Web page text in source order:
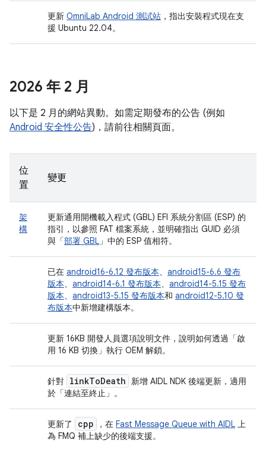
更新 OmniLab Android 測試站 ，指出安裝程式現在支
援 Ubuntu 22.04。
2026 年 2 月
以下是 2 月的網站異動。如需定期發布的公告 (例如
Android 安全性公告)，請前往相關頁面。
位
置
變更
架
構
更新通用開機載入程式 (GBL) EFI 系統分割區 (ESP) 的
指引，以參照 FAT 檔案系統，並明確指出 GUID 必須
與「部署 GBL 」中的 ESP 值相符。
已在 android16-6.12 發布版本、 android15-6.6 發布
版本、 android14-6.1 發布版本、 android14-5.15 發布
版本、 android13-5.15 發布版本和 android12-5.10 發
布版本中新增建構版本。
更新 16KB 開發人員選項說明文件，說明如何透過「啟
用 16 KB 切換」 執行 OEM 解鎖。
針對 linkToDeath
新增 AIDL NDK 後端更新，適用
於「連結至終止」 。
更新了 cpp ，在 Fast Message Queue with AIDL 上
為 FMQ 補上缺少的後端支援。